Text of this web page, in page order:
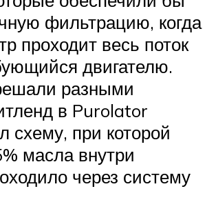
фильтрацию, когда
проходит весь поток
двигателю.
разными
в Purolator
схему, при которой
масла внутри
через систему